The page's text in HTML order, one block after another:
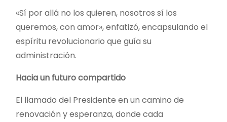
«Sí por allá no los quieren, nosotros sí los
queremos, con amor», enfatizó, encapsulando el
espíritu revolucionario que guía su
administración.
Hacia un futuro compartido
El llamado del Presidente en un camino de
renovación y esperanza, donde cada